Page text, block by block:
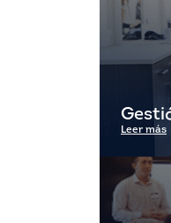
Leer más